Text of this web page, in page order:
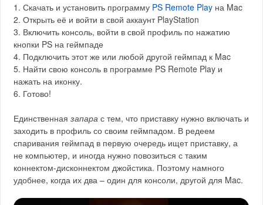
1. Скачать и установить программу PS Remote Play на Mac
2. Открыть её и войти в свой аккаунт PlayStation
3. Включить консоль, войти в свой профиль по нажатию
кнопки PS на геймпаде
4. Подключить этот же или любой другой геймпад к Mac
5. Найти свою консоль в программе PS Remote Play и
нажать на иконку.
6. Готово!
Единственнаязапара с тем, что приставку нужно включать и
заходить в профиль со своим геймпадом. В редеем
спаривания геймпад в первую очередь ищет приставку, а
не компьютер, и иногда нужно повозиться с таким
коннектом-дисконнектом джойстика. Поэтому намного
удобнее, когда их два – один для консоли, другой для Mac.